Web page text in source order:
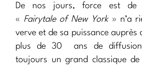
De nos jours, force est de
« Fairytale of New York» n’a
verve et de sa puissance auprès
plus de 30 ans de
toujours un grand classique